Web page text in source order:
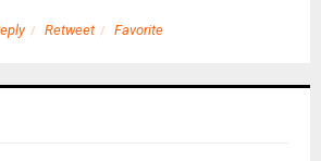
Retweet Favorite